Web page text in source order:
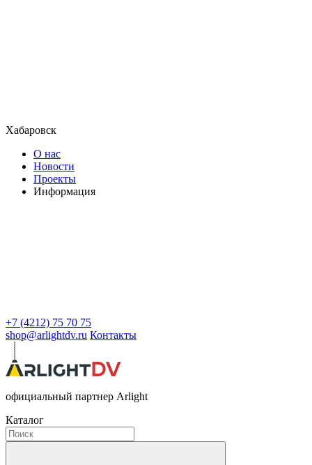
Хабаровск
О нас
Новости
Проекты
Информация
+7 (4212) 75 70 75
shop@arlightdv.ru Контакты
официальный партнер Arlight
Каталог